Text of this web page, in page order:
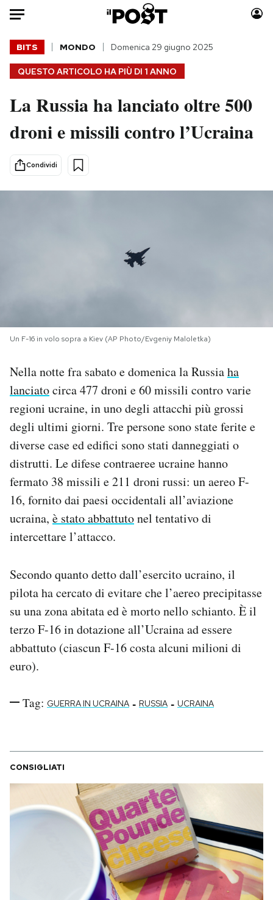
Auto
HOME
Italia
Politica
Tecnologia
Internet
Scienza
Moda
Consumismi
Media
NEWSLETTER
I MIEI PREFERITI
CALENDARIO
AREA PERSONALE
Area Personale
Newsletter
Regala il Post
Hai bisogno di aiuto?
QUESTO ARTICOLO HA PIÙ DI 1 ANNO
BITS MONDO Domenica 29 giugno 2025
La Russia ha lanciato oltre 500
droni e missili contro l’Ucraina
Condividi
Un F-16 in volo sopra a Kiev (AP Photo/Evgeniy Maloletka)
Nella notte fra sabato e domenica la Russiaha
lanciatocirca 477 droni e 60 missili contro varie
regioni ucraine, in uno degli attacchi più grossi
degli ultimi giorni. Tre persone sono state ferite e
diverse case ed edifici sono stati danneggiati o
distrutti. Le difese contraeree ucraine hanno
fermato 38 missili e 211 droni russi: un aereo F-
16, fornito dai paesi occidentali all’aviazione
ucraina, è stato abbattutonel tentativo di
intercettare l’attacco.
Secondo quanto detto dall’esercito ucraino, il
pilota ha cercato di evitare che l’aereo precipitasse
su una zona abitata ed è morto nello schianto. È il
terzo F-16 in dotazione all’Ucraina ad essere
abbattuto (ciascun F-16 costa alcuni milioni di
euro).
Tag: GUERRA IN UCRAINA - RUSSIA - UCRAINA
CONSIGLIATI